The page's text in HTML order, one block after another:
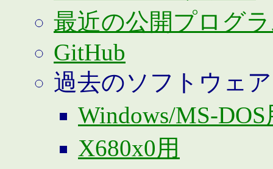
最近の公開プログ
GitHub
過去のソフトウェア
Windows/MS-DOS
X680x0用